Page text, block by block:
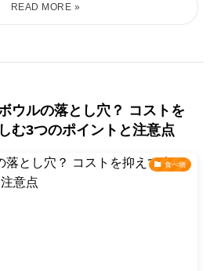
ウルの落とし穴？ コストを
む3つのポイントと注意点
食べ物